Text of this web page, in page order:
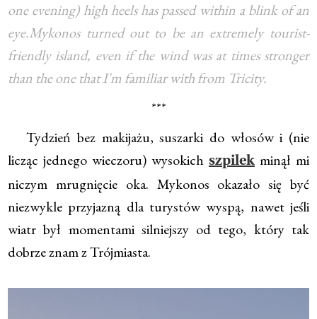
one evening) high heels has passed within a blink of an
eye.Mykonos turned out to be an extremely tourist-
friendly island, even if the wind was at times stronger
than the one that I'm familiar with from Tricity.
***
Tydzień bez makijażu, suszarki do włosów i (nie
licząc jednego wieczoru) wysokich szpilekminął mi
niczym mrugnięcie oka. Mykonos okazało się być
niezwykle przyjazną dla turystów wyspą, nawet jeśli
wiatr był momentami silniejszy od tego, który tak
dobrze znam z Trójmiasta.